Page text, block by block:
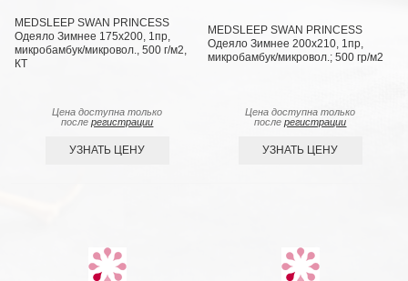
MEDSLEEP SWAN PRINCESS
Одеяло Зимнее 175х200, 1пр,
микробамбук/микровол., 500 г/м2,
КТ
Цена доступна только
послерегистрации
УЗНАТЬ ЦЕНУ
MEDSLEEP SWAN PRINCESS
Одеяло Зимнее 200х210, 1пр,
микробамбук/микровол.; 500 гр/м2
Цена доступна только
послерегистрации
УЗНАТЬ ЦЕНУ